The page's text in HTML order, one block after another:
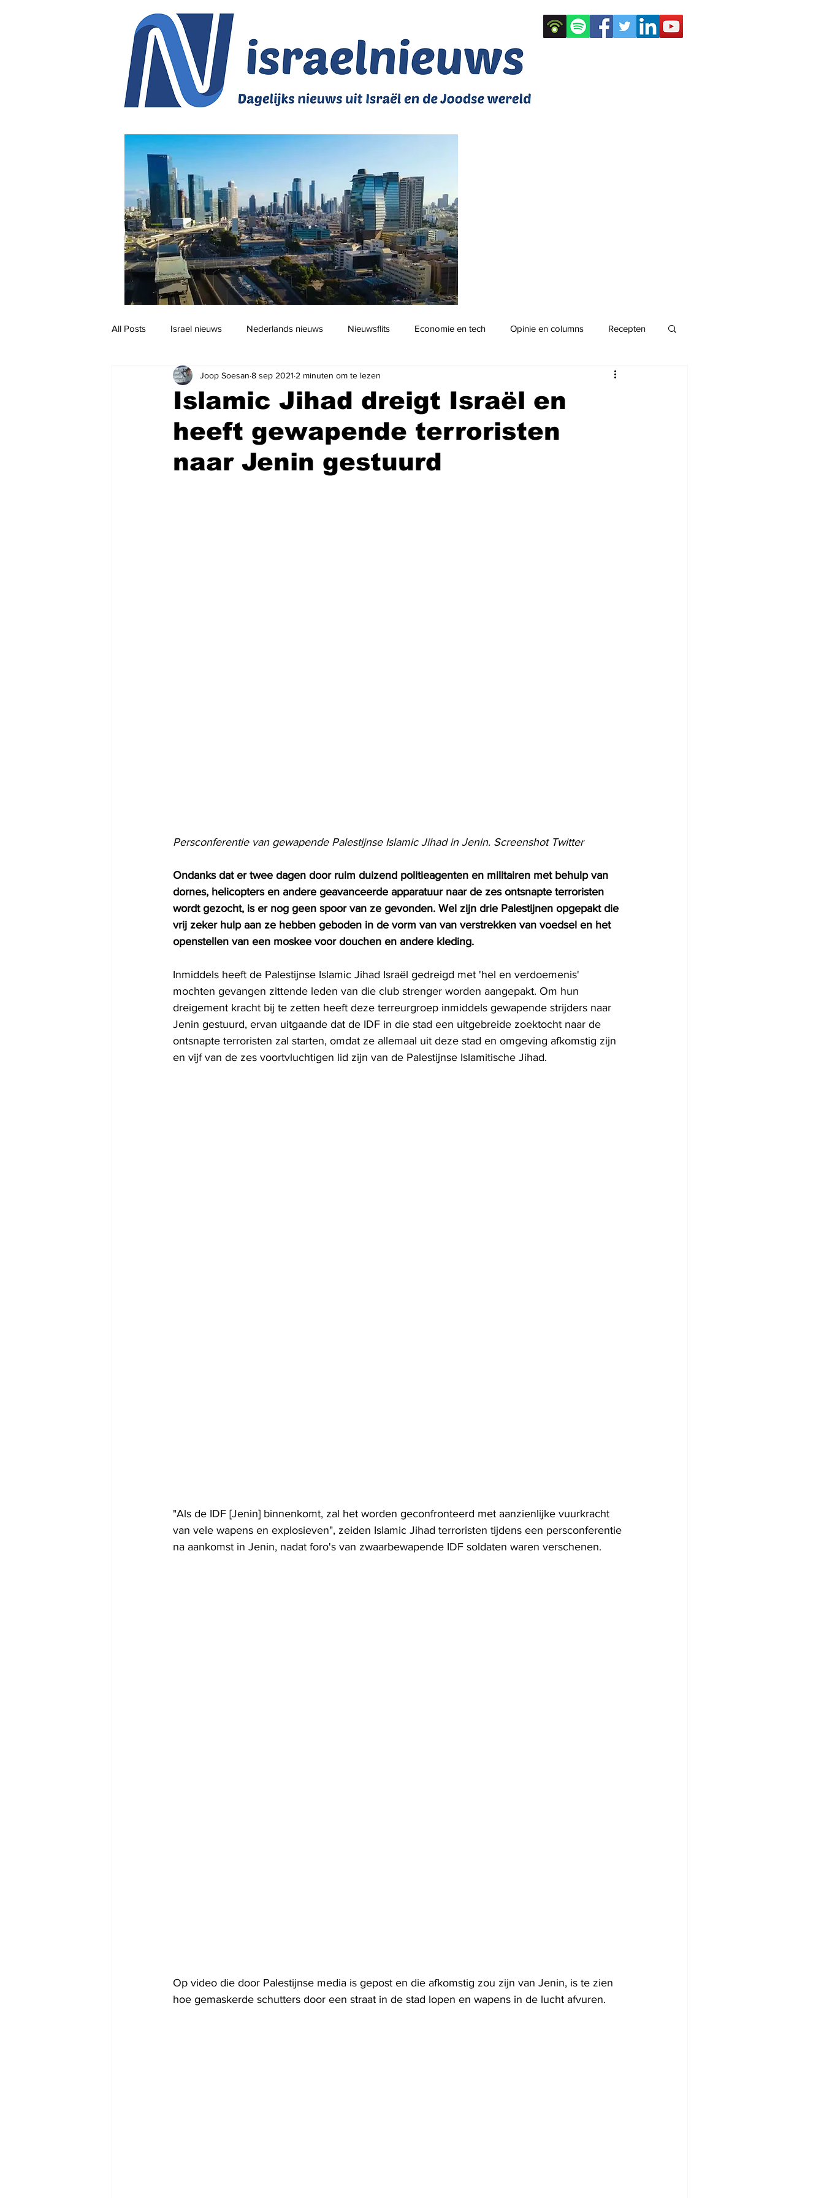
All Posts Israel nieuws Nederlands nieuws Nieuwsflits Economie en tech Opinie en columns Recepten
Jodendom en cultuur Podcast
Islamic Jihad dreigt Israël en
heeft gewapende terroristen
naar Jenin gestuurd
Joop Soesan 8 sep 2021 2 minuten om te lezen
Persconferentie van gewapende Palestijnse Islamic Jihad in Jenin. Screenshot Twitter
Ondanks dat er twee dagen door ruim duizend politieagenten en militairen met behulp van
dornes, helicopters en andere geavanceerde apparatuur naar de zes ontsnapte terroristen
wordt gezocht, is er nog geen spoor van ze gevonden. Wel zijn drie Palestijnen opgepakt die
vrij zeker hulp aan ze hebben geboden in de vorm van van verstrekken van voedsel en het
openstellen van een moskee voor douchen en andere kleding.
Inmiddels heeft de Palestijnse Islamic Jihad Israël gedreigd met 'hel en verdoemenis'
mochten gevangen zittende leden van die club strenger worden aangepakt. Om hun
dreigement kracht bij te zetten heeft deze terreurgroep inmiddels gewapende strijders naar
Jenin gestuurd, ervan uitgaande dat de IDF in die stad een uitgebreide zoektocht naar de
ontsnapte terroristen zal starten, omdat ze allemaal uit deze stad en omgeving afkomstig zijn
en vijf van de zes voortvluchtigen lid zijn van de Palestijnse Islamitische Jihad.
"Als de IDF [Jenin] binnenkomt, zal het worden geconfronteerd met aanzienlijke vuurkracht
van vele wapens en explosieven", zeiden Islamic Jihad terroristen tijdens een persconferentie
na aankomst in Jenin, nadat foro's van zwaarbewapende IDF soldaten waren verschenen.
Op video die door Palestijnse media is gepost en die afkomstig zou zijn van Jenin, is te zien
hoe gemaskerde schutters door een straat in de stad lopen en wapens in de lucht afvuren.